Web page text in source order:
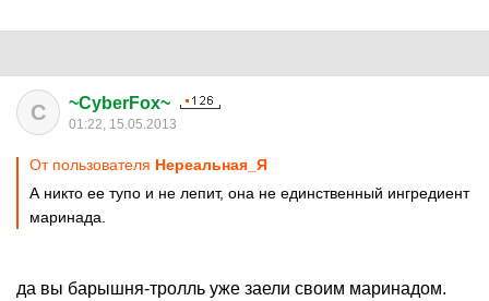
C ~CyberFox~
01:22, 15.05.2013
От пользователя Нереальная_Я
А никто ее тупо и не лепит, она не единственный ингредиент
маринада.
да вы барышня-тролль уже заели своим маринадом.